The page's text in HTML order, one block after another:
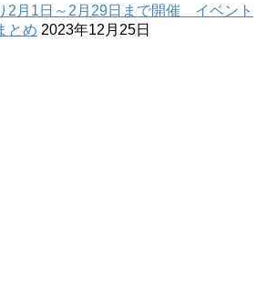
2月1日～2月29日まで開催 イベント
とめ 2023年12月25日